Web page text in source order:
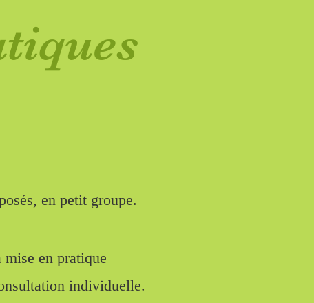
en petit groupe.
en pratique
individuelle.